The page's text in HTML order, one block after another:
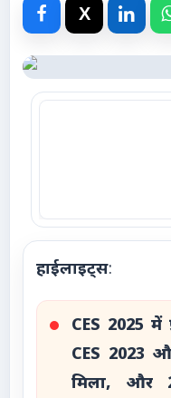
Advertise with Us
Events
Gallery
हाईलाइट्स:
CES 2025 में
CES 2023
मिला, और